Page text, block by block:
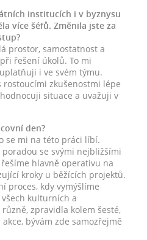
institucích i v byznysu
více šéfů. Změnila jste za
prostor, samostatnost a
řešení úkolů. To mi
i ve svém týmu.
rostoucími zkušenostmi lépe
situace a uvažuji v
den?
se mi na této práci líbí.
se svými nejbližšími
hlavně operativu na
kroky u běžících projektů.
proces, kdy vymýšlíme
všech kulturních a
zpravidla kolem šesté,
bývám zde samozřejmě